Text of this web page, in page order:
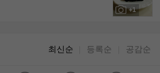
+1
최신순 등록순 공감순